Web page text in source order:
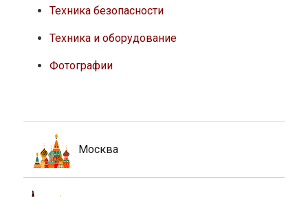
Техника безопасности
Техника и оборудование
Фотографии
Москва